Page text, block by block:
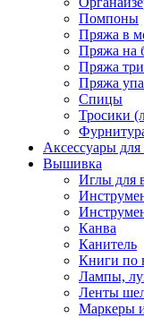
Помпоны
Пряжа в
Пряжа на
Пряжа
Пряжа
Спицы
Тросики
Аксессуары
Вышивка
Иглы для
Канва
Канитель
Книги по
Лампы,
Ленты
Маркеры